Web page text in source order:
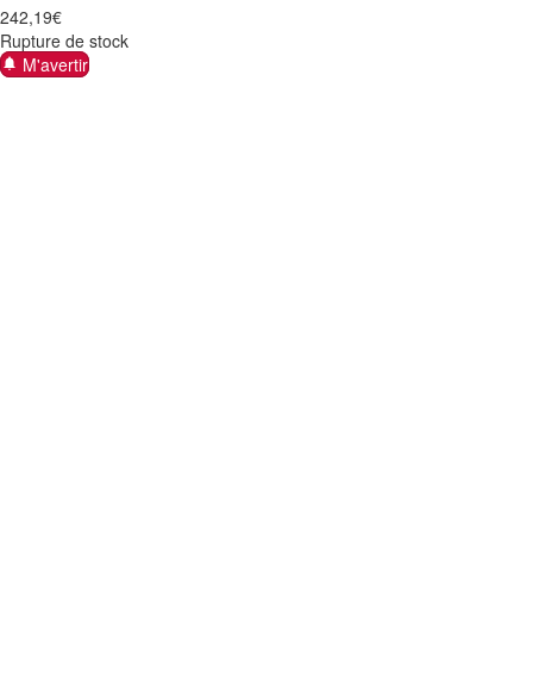
242,19€
Rupture de stock
M'avertir